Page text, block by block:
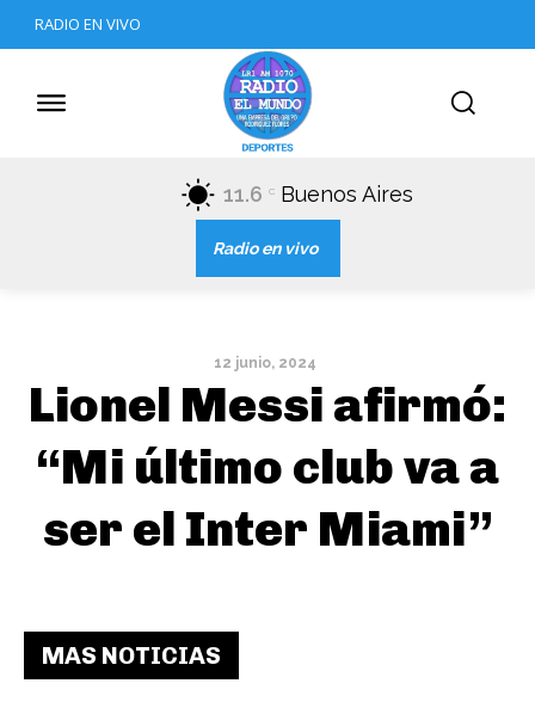
RADIO EN VIVO
11.6 C Buenos Aires
Radio en vivo
12 junio, 2024
Lionel Messi afirmó:
“Mi último club va a
ser el Inter Miami”
MAS NOTICIAS